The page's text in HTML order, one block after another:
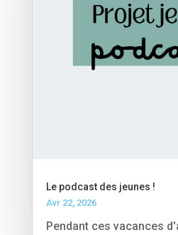
Le podcast des jeunes !
Avr 22, 2026
Pendant ces vacances